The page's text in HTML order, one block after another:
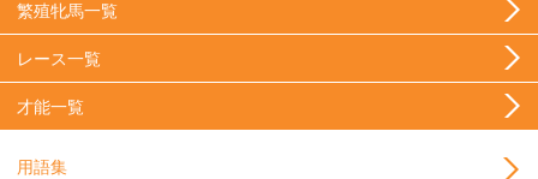
繁殖牝馬一覧
レース一覧
才能一覧
用語集